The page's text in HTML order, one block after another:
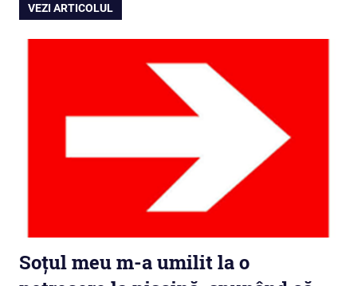
VEZI ARTICOLUL
Soțul meu m-a umilit la o